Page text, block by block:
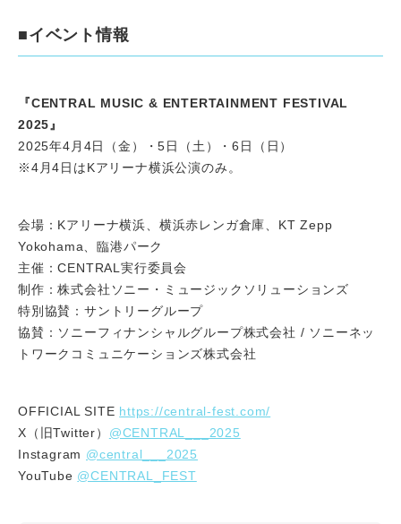
■イベント情報
『CENTRAL MUSIC & ENTERTAINMENT FESTIVAL
2025』
2025年4月4日（金）・5日（土）・6日（日）
※4月4日はKアリーナ横浜公演のみ。
会場：Kアリーナ横浜、横浜赤レンガ倉庫、KT Zepp
Yokohama、臨港パーク
主催：CENTRAL実行委員会
制作：株式会社ソニー・ミュージックソリューションズ
特別協賛：サントリーグループ
協賛：ソニーフィナンシャルグループ株式会社 / ソニーネッ
トワークコミュニケーションズ株式会社
OFFICIAL SITE https://central-fest.com/
X（旧Twitter） @CENTRAL___2025
Instagram @central___2025
YouTube @CENTRAL_FEST